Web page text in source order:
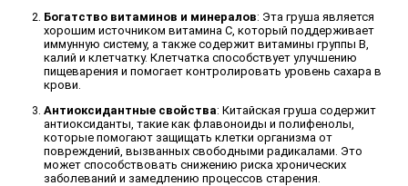
Богатство витаминов и минералов: Эта груша является
хорошим источником витамина C, который поддерживает
иммунную систему, а также содержит витамины группы B,
калий и клетчатку. Клетчатка способствует улучшению
пищеварения и помогает контролировать уровень сахара в
крови.
Антиоксидантные свойства: Китайская груша содержит
антиоксиданты, такие как флавоноиды и полифенолы,
которые помогают защищать клетки организма от
повреждений, вызванных свободными радикалами. Это
может способствовать снижению риска хронических
заболеваний и замедлению процессов старения.